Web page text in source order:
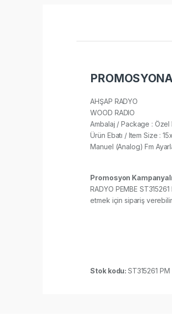
AHŞAP RADYO
WOOD RADIO
Ambalaj / Package : Özel
Ürün Ebatı / Item Size :
Manuel (Analog) Fm
Promosyon
RADYO PEMBE
etmek için sipariş
Stok kodu: ST315261 PM